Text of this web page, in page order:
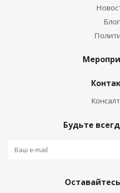
Блог
Будьте